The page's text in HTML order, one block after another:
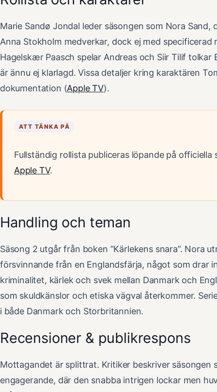
Marie Sandø Jondal leder säsongen som Nora Sand,
Anna Stokholm medverkar, dock ej med specificerad
Hagelskær Paasch spelar Andreas och Siir Tilif tolkar
är ännu ej klarlagd. Vissa detaljer kring karaktären
dokumentation (Apple TV).
ATT TÄNKA PÅ
Fullständig rollista publiceras löpande på officiella
Apple TV.
Handling och teman
Säsong 2 utgår från boken ”Kärlekens snara”. Nora
försvinnande från en Englandsfärja, något som drar
kriminalitet, kärlek och svek mellan Danmark och
som skuldkänslor och etiska vägval återkommer.
i både Danmark och Storbritannien.
Recensioner & publikrespons
Mottagandet är splittrat. Kritiker beskriver säsongen
engagerande, där den snabba intrigen lockar men